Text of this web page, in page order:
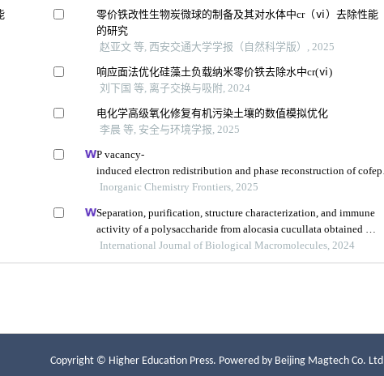
Copyright © Higher Education Press. Powered by Beijing Magtech Co. Ltd